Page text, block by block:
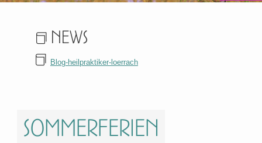
News
Blog-heilpraktiker-loerrach
Sommerferien